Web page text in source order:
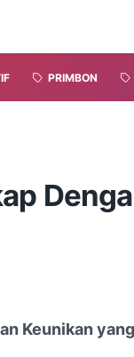
PRIMBON
Keunikan